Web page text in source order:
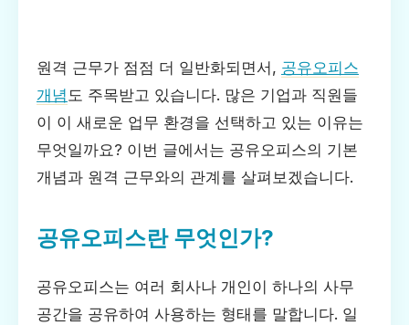
원격 근무가 점점 더 일반화되면서, 공유오피스
개념도 주목받고 있습니다. 많은 기업과 직원들
이 이 새로운 업무 환경을 선택하고 있는 이유는
무엇일까요? 이번 글에서는 공유오피스의 기본
개념과 원격 근무와의 관계를 살펴보겠습니다.
공유오피스란 무엇인가?
공유오피스는 여러 회사나 개인이 하나의 사무
공간을 공유하여 사용하는 형태를 말합니다. 일